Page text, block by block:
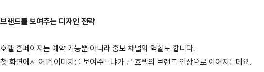
브랜드를 보여주는 디자인 전략
호텔 홈페이지는 예약 기능뿐 아니라 홍보 채널의 역할도 합니다.
첫 화면에서 어떤 이미지를 보여주느냐가 곧 호텔의 브랜드 인상으로 이어지는데요.